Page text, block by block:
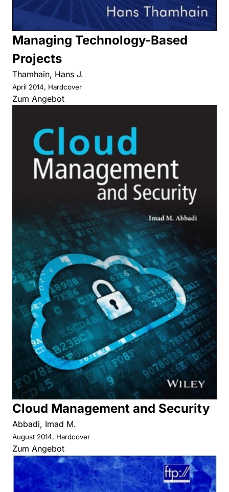
Managing Technology-Based
Projects
Thamhain, Hans J.
April 2014, Hardcover
Zum Angebot
Cloud Management and Security
Abbadi, Imad M.
August 2014, Hardcover
Zum Angebot